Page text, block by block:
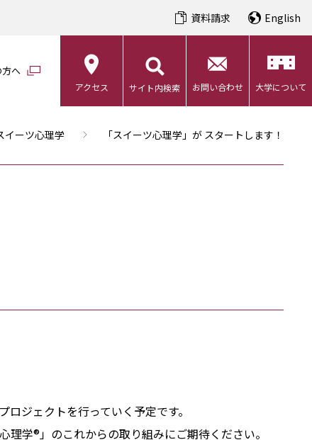
資料請求 English
へ
アクセス サイト内検索 お問い合わせ 大学について
イーツ心理学 「スイーツ心理学」が スタートします！
ジェクトを行っていく予定です。
学®」のこれからの取り組みにご期待ください。